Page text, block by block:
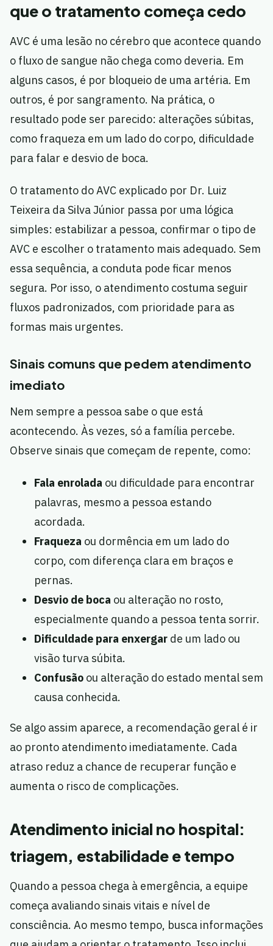
que o tratamento começa cedo
AVC é uma lesão no cérebro que acontece quando
o fluxo de sangue não chega como deveria. Em
alguns casos, é por bloqueio de uma artéria. Em
outros, é por sangramento. Na prática, o
resultado pode ser parecido: alterações súbitas,
como fraqueza em um lado do corpo, dificuldade
para falar e desvio de boca.
O tratamento do AVC explicado por Dr. Luiz
Teixeira da Silva Júnior passa por uma lógica
simples: estabilizar a pessoa, confirmar o tipo de
AVC e escolher o tratamento mais adequado. Sem
essa sequência, a conduta pode ficar menos
segura. Por isso, o atendimento costuma seguir
fluxos padronizados, com prioridade para as
formas mais urgentes.
Sinais comuns que pedem atendimento
imediato
Nem sempre a pessoa sabe o que está
acontecendo. Às vezes, só a família percebe.
Observe sinais que começam de repente, como:
Fala enrolada ou dificuldade para encontrar
palavras, mesmo a pessoa estando
acordada.
Fraqueza ou dormência em um lado do
corpo, com diferença clara em braços e
pernas.
Desvio de boca ou alteração no rosto,
especialmente quando a pessoa tenta sorrir.
Dificuldade para enxergar de um lado ou
visão turva súbita.
Confusão ou alteração do estado mental sem
causa conhecida.
Se algo assim aparece, a recomendação geral é ir
ao pronto atendimento imediatamente. Cada
atraso reduz a chance de recuperar função e
aumenta o risco de complicações.
Atendimento inicial no hospital:
triagem, estabilidade e tempo
Quando a pessoa chega à emergência, a equipe
começa avaliando sinais vitais e nível de
consciência. Ao mesmo tempo, busca informações